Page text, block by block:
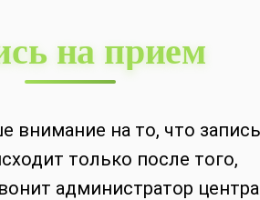
на прием
внимание на то, что запись
только после того,
администратор центра